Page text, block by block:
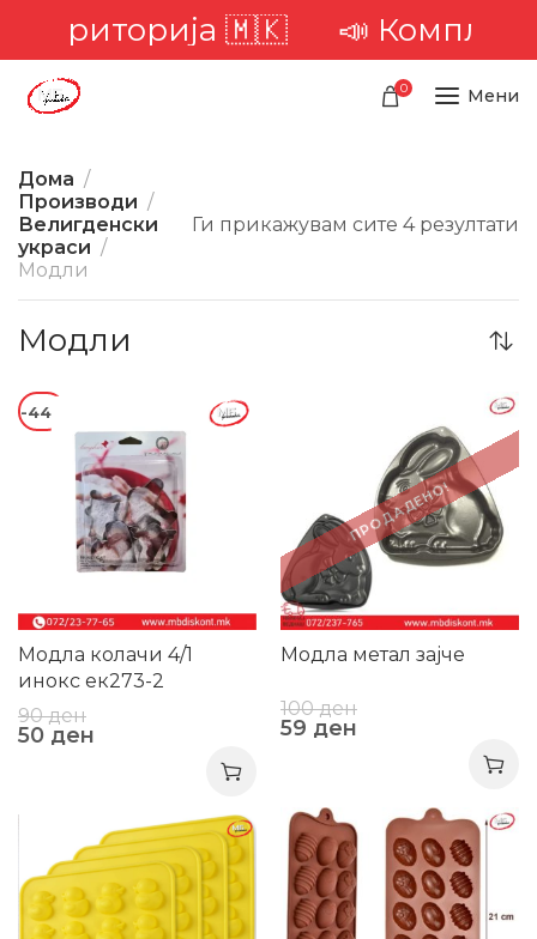
територија 🇲🇰 📣
0 Мени
Дома
Производи
Велигденски
украси
Модли
Ги прикажувам сите 4 резултати
Модли
-44%
Модла колачи 4/1
инокс ек273-2
90ден
50 ден
ПРОДАДЕНО!
Модла метал зајче
100ден
59 ден
-36%